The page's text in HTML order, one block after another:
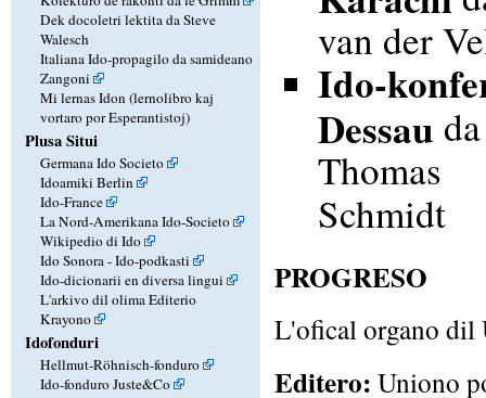
Dek docoletri lektita da Steve
Walesch
Italiana Ido-propagilo da samideano
Zangoni
Mi lernas Idon (lernolibro kaj
vortaro por Esperantistoj)
Plusa Situi
Germana Ido Societo
Idoamiki Berlin
Ido-France
La Nord-Amerikana Ido-Societo
Wikipedio di Ido
Ido Sonora - Ido-podkasti
Ido-dicionarii en diversa lingui
L'arkivo dil olima Editerio
Krayono
Idofonduri
Hellmut-Röhnisch-fonduro
Ido-fonduro Juste&Co
van der
Ido-
Dessau da
Thomas
Schmidt
PROGRESO
L'ofical organo dil
Editero: Uniono